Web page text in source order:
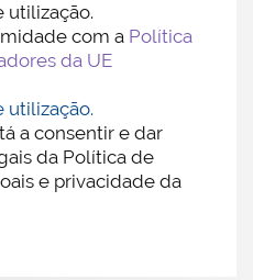
utilização.
com a Política
da UE
utilização.
a consentir e dar
da Política de
e privacidade da